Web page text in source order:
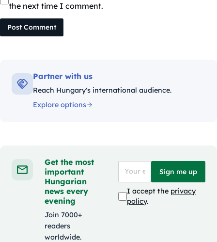
the next time I comment.
Post Comment
Partner with us
Reach Hungary's international audience.
Explore options
Get the most
important
Hungarian
news every
evening
Join 7000+
readers
worldwide.
Sign me up
I accept the privacy
policy.